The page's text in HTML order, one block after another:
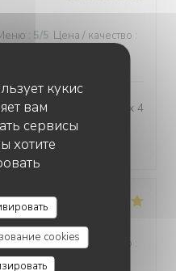
кукис
вам
сервисы
хотите
cookies
: 5/5 Цена / качество :
manger à l'Auberge aux 4
découvertes (repas et
!
:5/5 Цена / качество :
4 SAISONS